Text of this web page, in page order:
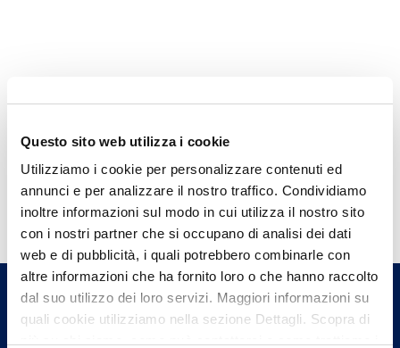
Questo sito web utilizza i cookie
Utilizziamo i cookie per personalizzare contenuti ed
annunci e per analizzare il nostro traffico. Condividiamo
inoltre informazioni sul modo in cui utilizza il nostro sito
con i nostri partner che si occupano di analisi dei dati
web e di pubblicità, i quali potrebbero combinarle con
altre informazioni che ha fornito loro o che hanno raccolto
dal suo utilizzo dei loro servizi. Maggiori informazioni su
quali cookie utilizziamo nella sezione Dettagli. Scopra di
Hai bisogno di
informazioni?
Trova l'Agenzia più vicina a te e parla con
un nostro Agente.
Contattaci